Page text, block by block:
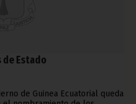
Estado
de Guinea Ecuatorial queda